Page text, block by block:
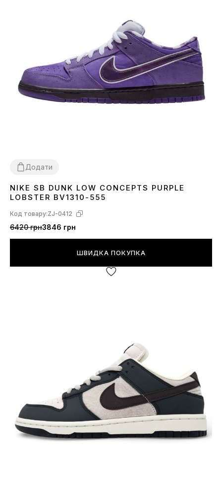
Додати
3637 38394041 42 434445
NIKE SB DUNK LOW CONCEPTS PURPLE
LOBSTER BV1310-555
Код товару:ZJ-0412
6420 грн3846 грн
ШВИДКА ПОКУПКА